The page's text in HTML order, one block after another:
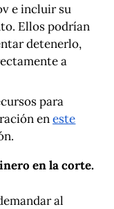
e incluir su
Ellos podrían
detenerlo,
a
para
eneste
en la corte.
al